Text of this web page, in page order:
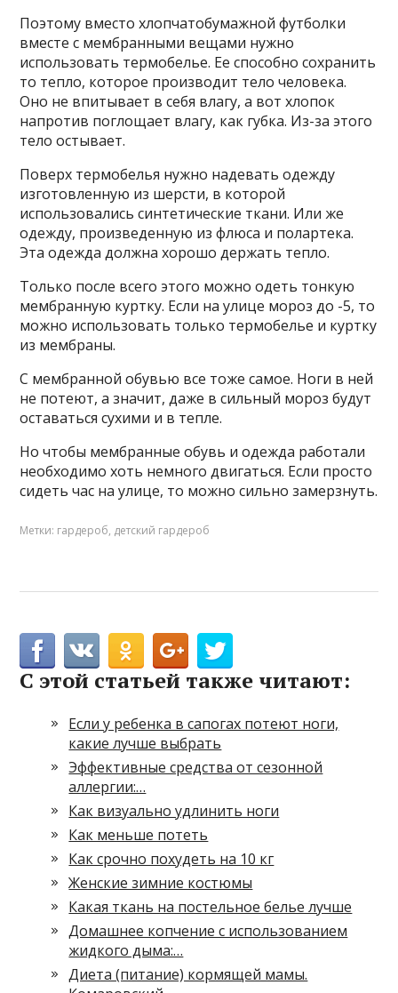
Поэтому вместо хлопчатобумажной футболки
вместе с мембранными вещами нужно
использовать термобелье. Ее способно сохранить
то тепло, которое производит тело человека.
Оно не впитывает в себя влагу, а вот хлопок
напротив поглощает влагу, как губка. Из-за этого
тело остывает.
Поверх термобелья нужно надевать одежду
изготовленную из шерсти, в которой
использовались синтетические ткани. Или же
одежду, произведенную из флюса и полартека.
Эта одежда должна хорошо держать тепло.
Только после всего этого можно одеть тонкую
мембранную куртку. Если на улице мороз до -5, то
можно использовать только термобелье и куртку
из мембраны.
С мембранной обувью все тоже самое. Ноги в ней
не потеют, а значит, даже в сильный мороз будут
оставаться сухими и в тепле.
Но чтобы мембранные обувь и одежда работали
необходимо хоть немного двигаться. Если просто
сидеть час на улице, то можно сильно замерзнуть.
Метки: гардероб, детский гардероб
С этой статьей также читают:
Если у ребенка в сапогах потеют ноги,
какие лучше выбрать
Эффективные средства от сезонной
аллергии:…
Как визуально удлинить ноги
Как меньше потеть
Как срочно похудеть на 10 кг
Женские зимние костюмы
Какая ткань на постельное белье лучше
Домашнее копчение с использованием
жидкого дыма:…
Диета (питание) кормящей мамы.